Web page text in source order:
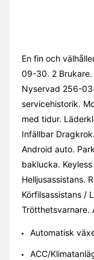
En fin och
09-30. 2
Nyservad 256-
servicehistorik.
med tidur.
Infällbar
Android auto.
baklucka.
Helljusassistans.
Körfilsassistans /
Trötthetsvarnare.
Automatisk
ACC/